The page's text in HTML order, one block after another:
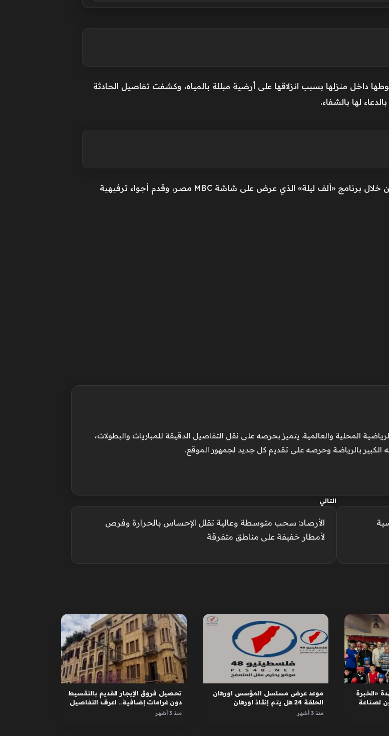
منزلها بسبب انزلاقها على أرضية مبللة بالمياه، وكشفت تفاصيل الحادثة
لها بالشفاء.
يذكر أن فيفي عبده شاركت في موسم رمضان الماضي من خلال برنامج «ألف ليلة» الذي عرض على شاشة MBC مصر، وقدم أجواء ترفيهية
والعالمية. يتميز بحرصه على نقل التفاصيل الدقيقة للمباريات والبطولات،
الكبير بالرياضة وحرصه على تقديم كل جديد لجمهور الموقع.
التالي
الأرصاد: سحب متوسطة وعالية تقلل الإحساس بالحرارة وفرص
لأمطار خفيفة على مناطق متفرقة
«الخبرة
لصناعة
موعد عرض مسلسل المؤسس اورهان
الحلقة 24 هل يتم إنقاذ اورهان
واسبورجا
منذ 3 أشهر
تحصيل فروق الإيجار القديم بالتقسيط
دون غرامات إضافية.. اعرف التفاصيل
منذ 3 أشهر